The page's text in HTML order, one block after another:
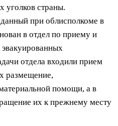
уголков страны.
при облисполкоме в
в отдел по приему и
эвакуированных
отдела входили прием
размещение,
помощи, а в
их к прежнему месту